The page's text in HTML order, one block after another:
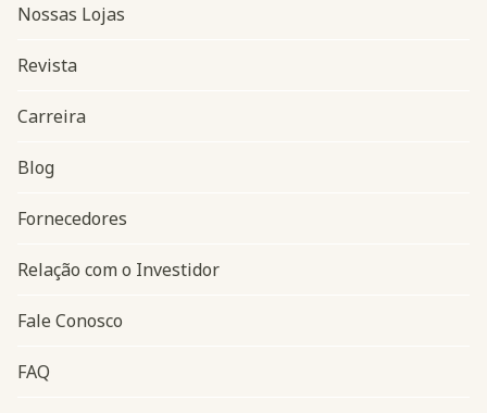
Navegação do rodapé
Nossas Lojas
Revista
Carreira
Blog
Fornecedores
Relação com o Investidor
Fale Conosco
FAQ